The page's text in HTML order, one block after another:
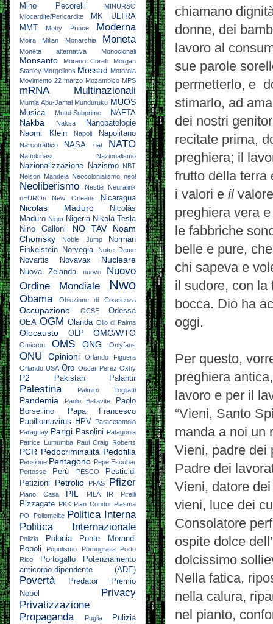
chiamano
donne, dei
lavoro al
sue parole
permetterlo, e
stimarlo, ad
dei nostri
recitate prima,
preghiera; il
frutto della terra
i valori e il
preghiera vera
le fabbriche
belle e pure,
chi sapeva e
il sudore, con la
bocca. Dio ha
oggi.
Per questo,
preghiera
lavoro e per il
“Vieni, Santo
manda a noi un
Vieni, padre dei
Padre dei
Vieni, datore
vieni, luce dei
Consolatore
ospite dolce
dolcissimo
Nella fatica,
nella calura,
nel pianto,
Mino Pecorelli
MINURSO
Miocardite/Pericardite
MK ULTRA
MMT
Moby Prince Moderna
Moira Millan Monarchia Moneta
Moneta alternativa Monoclonali
Monsanto Moreno Corelli
Morgan
Stanley Morgellons Mossad Motorola
Movimento 22 marzo Mozambico MPS
mRNA Multinazionali
Mumia Abu-Jamal Munduruku MUOS
Musica Mutui-Subprime NAFTA
Nakba Naksa
Nanopatologie
Naomi Klein
Napoli Napolitano
Narcotraffico NASA nat NATO
Nattokinasi Nazionalismo
Nazionalizzazione Nazismo
NBT
Nelson Mandela Neocolonialismo neol
Neoliberismo Nestlé
Neuralink
nEUROn
New Orleans Nicaragua
Nicolas Maduro
Nicolás
Maduro Niger Nigeria Nikola Tesla
Nino Galloni
NO TAV
Noam
Chomsky
Noble Jump
Norman
Finkelstein
Norvegia Notre Dame
Novartis Novavax Nucleare
Nuova Zelanda nuovo
Nuovo
Ordine Mondiale
Nwo
Obama Obiezione di Coscienza
Occupazione OCSE
Odessa
OEA OGM Olanda Olio di Palma
Olocausto OLP OMC/WTO
Omicron OMS ONG Onlyfans
ONU Opinioni
Orlando Figuera
Orlando USA Oro Oscar Perez Oxhy
P2 Pakistan Palantir
Palestina Palmiro Togliatti
Pandemia Paolo Bellavite
Paolo
Borsellino
Papa Francesco
Papillomavirus HPV
Paracetamolo
Paraguay Parigi Pasolini Patagonia
Patrice Lumumba
Paul Craig Roberts
PCR Pedocriminalità Pedofilia
Pensione Pentagono Pepe Escobar
Pertosse
Perù PESCO
Pesticidi
Petizioni
Petrolio PFAS Pfizer
Piano Casa PIL PILA IR Pirelli
Pizzagate PKK Plan Condor Plasma
POI Poliomelite Politica Interna
Politica Internazionale
Polizia Polonia
Ponte Morandi
Popoli
Populismo Pornografia
Porto
Rico
Portogallo
Potenziamento
anticorpo-dipendente (ADE)
Povertà Predator
Premio
Nobel
Privacy
Privatizzazione
Propaganda
Puglia
Pulizia